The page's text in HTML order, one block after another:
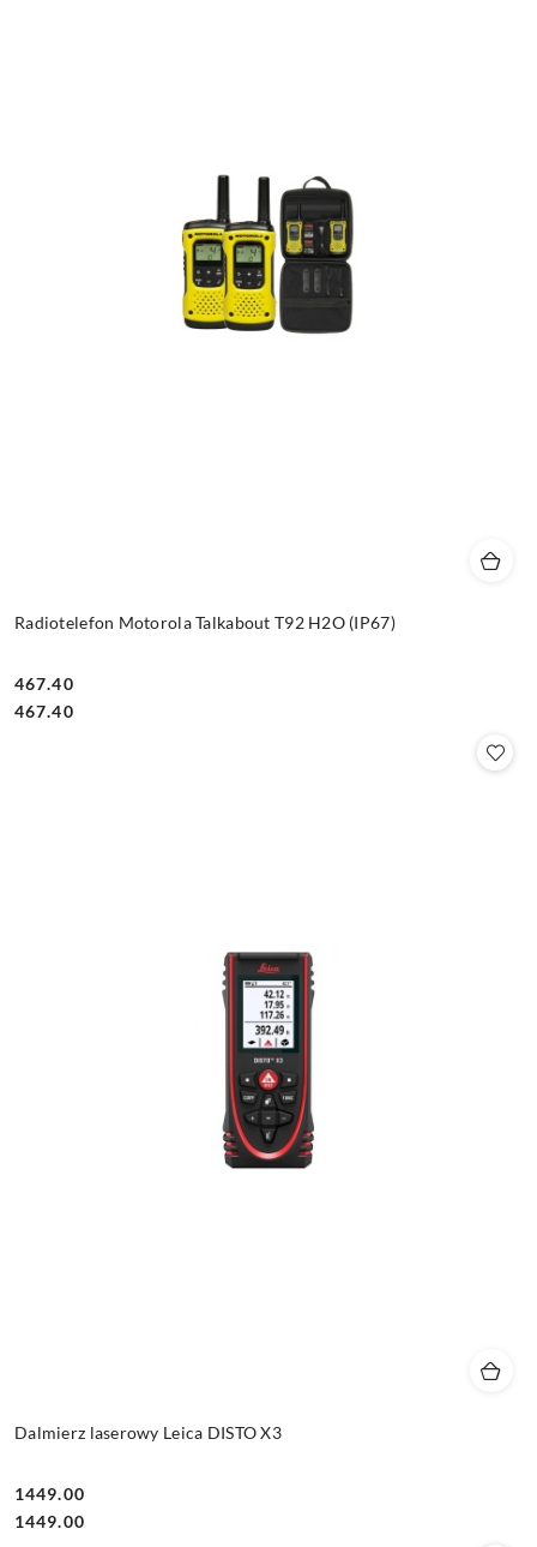
Radiotelefon Motorola Talkabout T92 H2O (IP67)
Cena:
467.40
Cena:
467.40
Dalmierz laserowy Leica DISTO X3
Cena:
1449.00
Cena:
1449.00